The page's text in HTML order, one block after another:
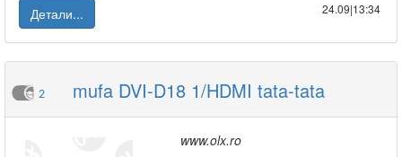
Детали...
24.09|13:34
2 mufa DVI-D18 1/HDMI tata-tata
www.olx.ro